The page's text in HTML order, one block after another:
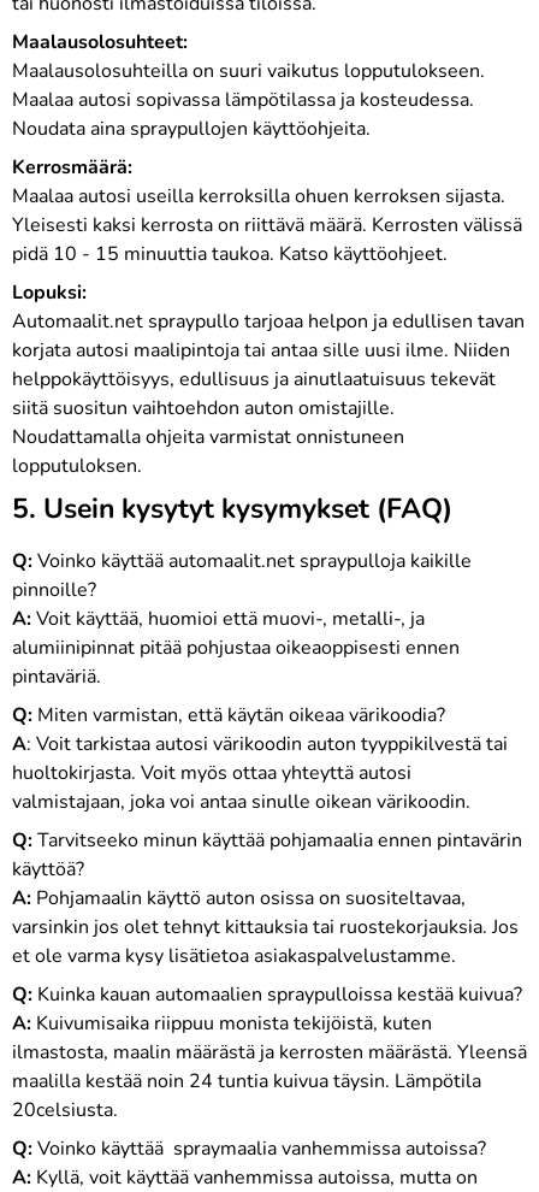
Maalausolosuhteet:
Maalausolosuhteilla on suuri vaikutus lopputulokseen.
Maalaa autosi sopivassa lämpötilassa ja kosteudessa.
Noudata aina spraypullojen käyttöohjeita.
Kerrosmäärä:
Maalaa autosi useilla kerroksilla ohuen kerroksen sijasta.
Yleisesti kaksi kerrosta on riittävä määrä. Kerrosten välissä
pidä 10 - 15 minuuttia taukoa. Katso käyttöohjeet.
Lopuksi:
Automaalit.net spraypullo tarjoaa helpon ja edullisen tavan
korjata autosi maalipintoja tai antaa sille uusi ilme. Niiden
helppokäyttöisyys, edullisuus ja ainutlaatuisuus tekevät
siitä suositun vaihtoehdon auton omistajille.
Noudattamalla ohjeita varmistat onnistuneen
lopputuloksen.
5. Usein kysytyt kysymykset (FAQ)
Q:Voinko käyttää automaalit.net spraypulloja kaikille
pinnoille?
A:Voit käyttää, huomioi että muovi-, metalli-, ja
alumiinipinnat pitää pohjustaa oikeaoppisesti ennen
pintaväriä.
Q: Miten varmistan, että käytän oikeaa värikoodia?
A: Voit tarkistaa autosi värikoodin auton tyyppikilvestä tai
huoltokirjasta. Voit myös ottaa yhteyttä autosi
valmistajaan, joka voi antaa sinulle oikean värikoodin.
Q:Tarvitseeko minun käyttää pohjamaalia ennen pintavärin
käyttöä?
A: Pohjamaalin käyttö auton osissa on suositeltavaa,
varsinkin jos olet tehnyt kittauksia tai ruostekorjauksia. Jos
et ole varma kysy lisätietoa asiakaspalvelustamme.
Q: Kuinka kauan automaalien spraypulloissa kestää kuivua?
A: Kuivumisaika riippuu monista tekijöistä, kuten
ilmastosta, maalin määrästä ja kerrosten määrästä. Yleensä
maalilla kestää noin 24 tuntia kuivua täysin. Lämpötila
20celsiusta.
Q:Voinko käyttää spraymaalia vanhemmissa autoissa?
A: Kyllä, voit käyttää vanhemmissa autoissa, mutta on